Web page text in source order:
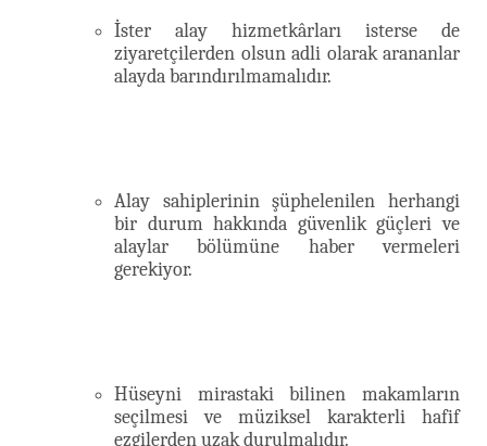
İster alay hizmetkârları isterse de
ziyaretçilerden olsun adli olarak arananlar
alayda barındırılmamalıdır.
Alay sahiplerinin şüphelenilen herhangi
bir durum hakkında güvenlik güçleri ve
alaylar bölümüne haber vermeleri
gerekiyor.
Hüseyni mirastaki bilinen makamların
seçilmesi ve müziksel karakterli hafif
ezgilerden uzak durulmalıdır.